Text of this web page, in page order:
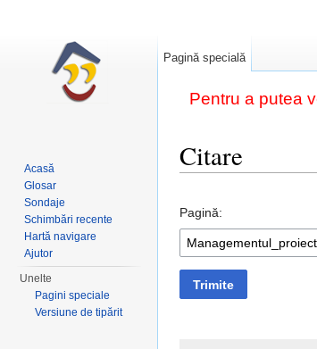
Pentru a putea
Citare
Pagină:
Trimite
Pagină specială
Acasă
Glosar
Sondaje
Schimbări recente
Hartă navigare
Ajutor
Unelte
Pagini speciale
Versiune de tipărit